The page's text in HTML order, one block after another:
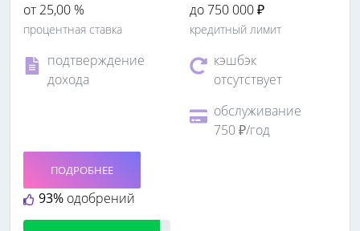
от 25,00 %
процентная ставка
до 750 000 ₽
кредитный лимит
подтверждение
дохода
кэшбэк
отсутствует
обслуживание
750 ₽/год
93% одобрений
ПОДРОБНЕЕ